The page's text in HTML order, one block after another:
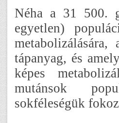
Néha a 31 500.
egyetlen)
tápanyag, és
képes
mutánsok
sokféleségük